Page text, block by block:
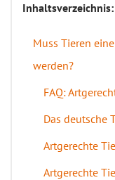
Inhaltsverzeichnis:
Muss Tieren
werden?
FAQ:
Das deutsche
Artgerechte
Artgerechte